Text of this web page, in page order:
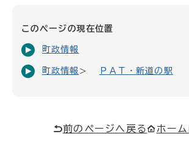
このページの現在位置
町政情報
町政情報 ＰＡＴ・新道の駅
前のページへ戻る ホー